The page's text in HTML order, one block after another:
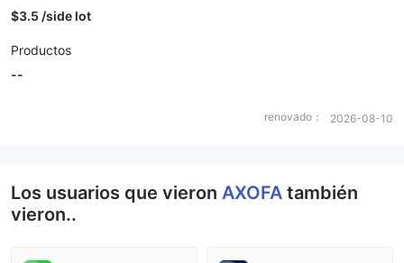
$3.5 /side lot
Productos
--
renovado： 2026-08-10
Los usuarios que vieron AXOFA también
vieron..